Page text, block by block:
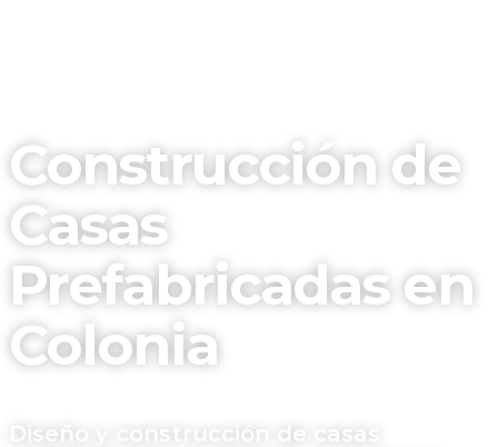
Construcción de
Casas
Prefabricadas en
Colonia
Diseño y construcción de casas